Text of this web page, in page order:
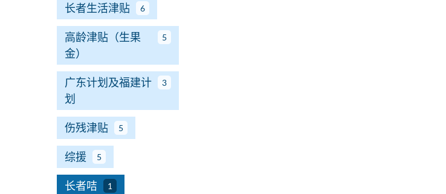
长者生活津贴 6
高龄津贴（生果
金）
5
广东计划及福建计
划
3
伤残津贴 5
综援 5
长者咭 1